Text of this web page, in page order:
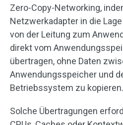
Zero-Copy-Networking,
Netzwerkadapter in die
von der Leitung zum
direkt vom
übertragen, ohne Daten
Anwendungsspeicher und
Betriebssystem zu kopieren.
Solche Übertragungen